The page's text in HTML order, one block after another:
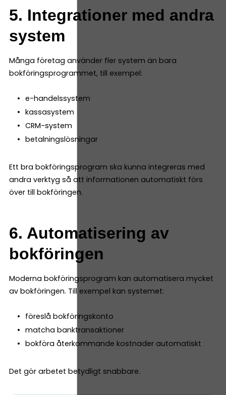
5. Integrationer med andra
system
Många företag använder fler system än bara
bokföringsprogrammet, till exempel:
e-handelssystem
kassasystem
CRM-system
betalningslösningar
Ett bra bokföringsprogram ska kunna integreras med
andra verktyg så att informationen automatiskt förs
över till bokföringen.
6. Automatisering av
bokföringen
Moderna bokföringsprogram kan automatisera mycket
av bokföringen. Till exempel kan systemet:
föreslå bokföringskonto
matcha banktransaktioner
bokföra återkommande kostnader automatiskt
Det gör arbetet betydligt snabbare.